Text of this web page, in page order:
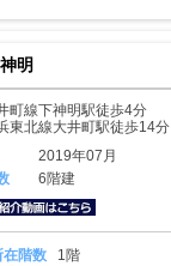
明
町線下神明駅徒歩4分
東北線大井町駅徒歩14分
2019年07月
6階建
在階数 1階